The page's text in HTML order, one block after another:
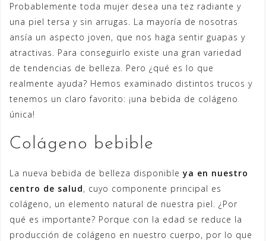
Probablemente toda mujer desea una tez radiante y
una piel tersa y sin arrugas. La mayoría de nosotras
ansía un aspecto joven, que nos haga sentir guapas y
atractivas. Para conseguirlo existe una gran variedad
de tendencias de belleza. Pero ¿qué es lo que
realmente ayuda? Hemos examinado distintos trucos y
tenemos un claro favorito: ¡una bebida de colágeno
única!
Colágeno bebible
La nueva bebida de belleza disponibleya en nuestro
centro de salud, cuyo componente principal es
colágeno, un elemento natural de nuestra piel. ¿Por
qué es importante? Porque con la edad se reduce la
producción de colágeno en nuestro cuerpo, por lo que